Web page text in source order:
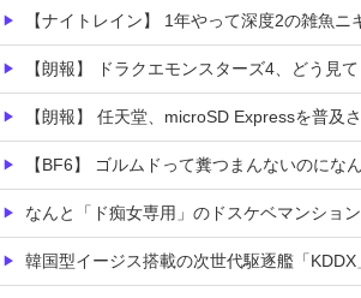
【ナイトレイン】 1年やって深度2の雑魚ニ
【朗報】 ドラクエモンスターズ4、どう見
【朗報】 任天堂、microSD Expressを普及
【BF6】 ゴルムドって糞つまんないのにな
なんと「ド痴女専用」のドスケベマンショ
韓国型イージス搭載の次世代駆逐艦「KDDX」1番